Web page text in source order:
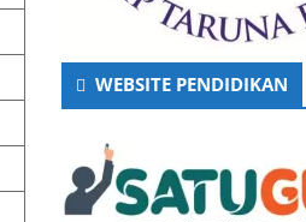
WEBSITE PENDIDIKAN